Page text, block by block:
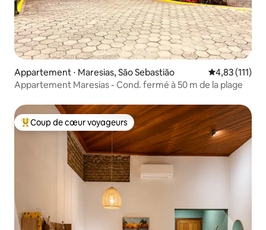
Appartement ⋅ Maresias, São Sebastião Évaluation
4,83 (111)
Appartement Maresias - Cond. fermé à 50 m de la plage
Coups de cœur voyageurs les plus appréciés
Coup de cœur voyageurs